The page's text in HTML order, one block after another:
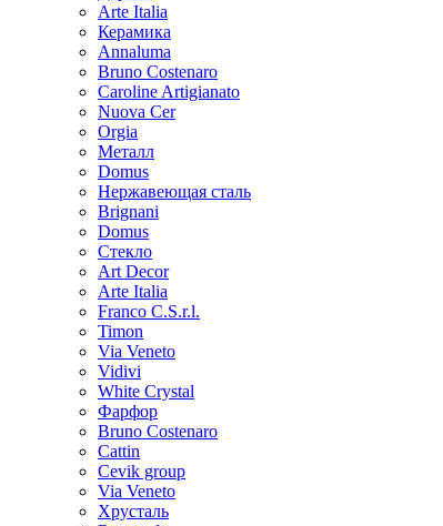
Arte Italia
Керамика
Annaluma
Bruno Costenaro
Caroline Artigianato
Nuova Cer
Orgia
Металл
Domus
Нержавеющая сталь
Brignani
Domus
Стекло
Art Decor
Arte Italia
Franco C.S.r.l.
Timon
Via Veneto
Vidivi
White Crystal
Фарфор
Bruno Costenaro
Cattin
Cevik group
Via Veneto
Хрусталь